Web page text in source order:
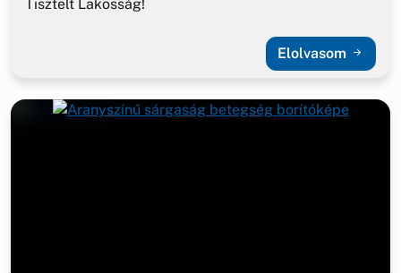
Tisztelt Lakosság!
Elolvasom